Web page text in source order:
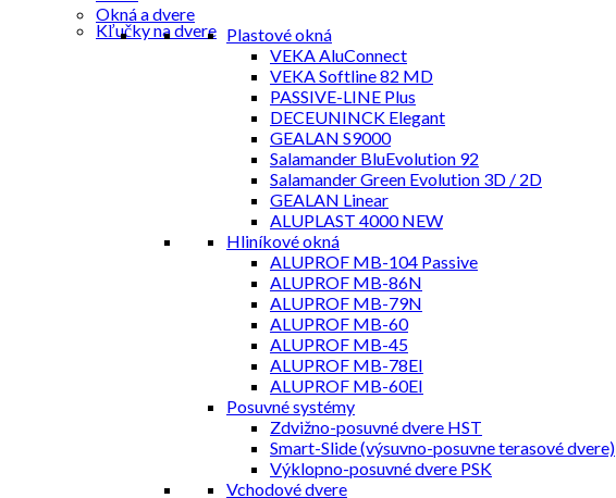
Kľučky na dvere
Okná a dvere
Plastové okná
VEKA AluConnect
VEKA Softline 82 MD
PASSIVE-LINE Plus
DECEUNINCK Elegant
GEALAN S9000
Salamander BluEvolution 92
Salamander Green Evolution 3D / 2D
GEALAN Linear
ALUPLAST 4000 NEW
Hliníkové okná
ALUPROF MB-104 Passive
ALUPROF MB-86N
ALUPROF MB-79N
ALUPROF MB-60
ALUPROF MB-45
ALUPROF MB-78EI
ALUPROF MB-60EI
Posuvné systémy
Zdvižno-posuvné dvere HST
Smart-Slide (výsuvno-posuvne terasové dvere)
Výklopno-posuvné dvere PSK
Vchodové dvere